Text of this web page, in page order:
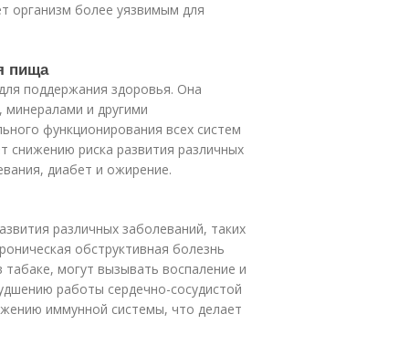
организм более уязвимым для
пища
поддержания здоровья. Она
и другими
функционирования всех систем
снижению риска развития различных
диабет и ожирение.
различных заболеваний, таких
обструктивная болезнь
могут вызывать воспаление и
работы сердечно-сосудистой
иммунной системы, что делает